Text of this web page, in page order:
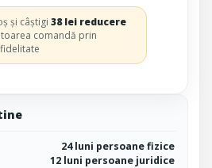
24 luni persoane fizice
12 luni persoane juridice
și câștigi38 lei reducere
comandă prin